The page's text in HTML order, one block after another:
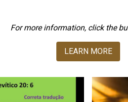
For more information, click the
LEARN MORE